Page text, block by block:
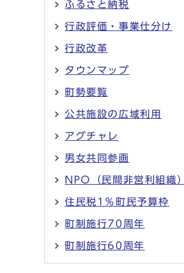
ふるさと納税
行政評価・事業仕分け
行政改革
タウンマップ
町勢要覧
公共施設の広域利用
アグチャレ
男女共同参画
NPO（民間非営利組織）
住民税1％町民予算枠
町制施行70周年
町制施行60周年